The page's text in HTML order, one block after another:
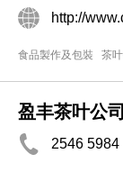
http://
食品製作及包裝 茶
盈丰茶叶公司
2546 5984